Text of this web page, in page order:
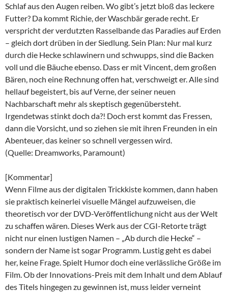
Schlaf aus den Augen reiben. Wo gibt’s jetzt bloß das leckere
Futter? Da kommt Richie, der Waschbär gerade recht. Er
verspricht der verdutzten Rasselbande das Paradies auf Erden
– gleich dort drüben in der Siedlung. Sein Plan: Nur mal kurz
durch die Hecke schlawinern und schwupps, sind die Backen
voll und die Bäuche ebenso. Dass er mit Vincent, dem großen
Bären, noch eine Rechnung offen hat, verschweigt er. Alle sind
hellauf begeistert, bis auf Verne, der seiner neuen
Nachbarschaft mehr als skeptisch gegenübersteht.
Irgendetwas stinkt doch da?! Doch erst kommt das Fressen,
dann die Vorsicht, und so ziehen sie mit ihren Freunden in ein
Abenteuer, das keiner so schnell vergessen wird.
(Quelle: Dreamworks, Paramount)
[Kommentar]
Wenn Filme aus der digitalen Trickkiste kommen, dann haben
sie praktisch keinerlei visuelle Mängel aufzuweisen, die
theoretisch vor der DVD-Veröffentlichung nicht aus der Welt
zu schaffen wären. Dieses Werk aus der CGI-Retorte trägt
nicht nur einen lustigen Namen – „Ab durch die Hecke“ –
sondern der Name ist sogar Programm. Lustig geht es dabei
her, keine Frage. Spielt Humor doch eine verlässliche Größe im
Film. Ob der Innovations-Preis mit dem Inhalt und dem Ablauf
des Titels hingegen zu gewinnen ist, muss leider verneint